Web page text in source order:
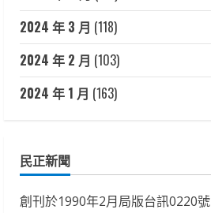
2024 年 3 月 (118)
2024 年 2 月 (103)
2024 年 1 月 (163)
民正新聞
創刊於1990年2月局版台訊0220號